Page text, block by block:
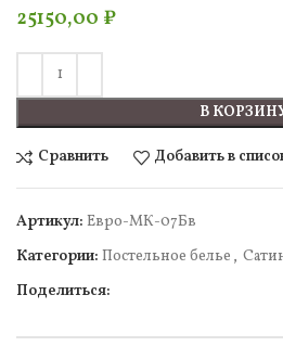
25150,00 ₽
В
Сравнить Добавить в
Артикул: Евро-МК-07Бв
Категории: Постельное белье ,
Поделиться: